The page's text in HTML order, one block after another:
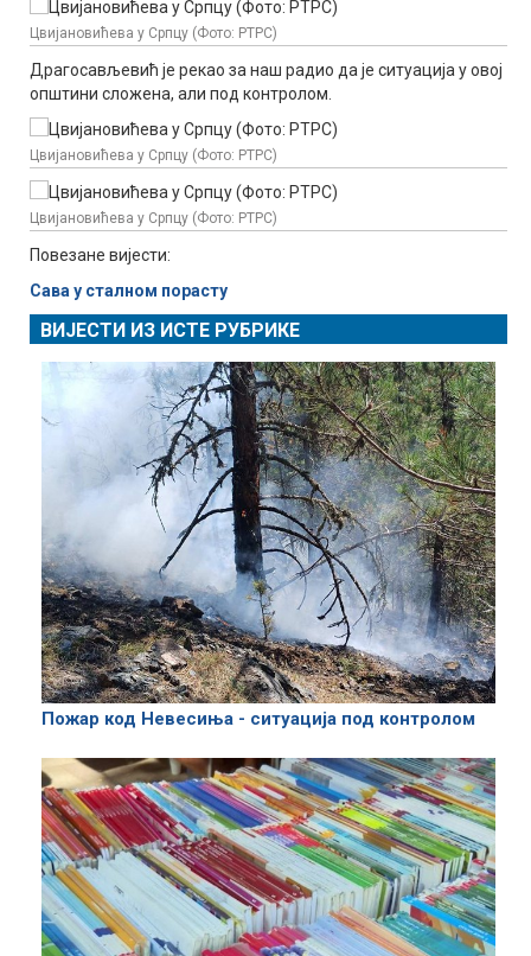
Цвијановићева у Српцу (Фото: РТРС)
Драгосављевић је рекао за наш радио да је ситуација у овој
општини сложена, али под контролом.
Цвијановићева у Српцу (Фото: РТРС)
Цвијановићева у Српцу (Фото: РТРС)
Повезане вијести:
Сава у сталном порасту
ВИЈЕСТИ ИЗ ИСТЕ РУБРИКЕ
Пожар код Невесиња - ситуација под контролом